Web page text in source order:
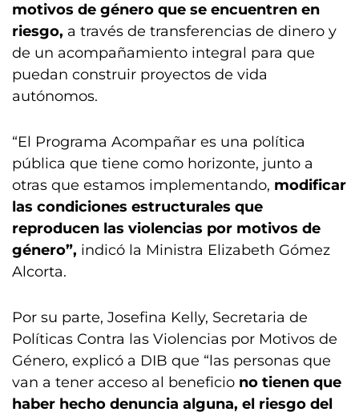
motivos de género que se encuentren en
riesgo, a través de transferencias de dinero y
de un acompañamiento integral para que
puedan construir proyectos de vida
autónomos.
“El Programa Acompañar es una política
pública que tiene como horizonte, junto a
otras que estamos implementando, modificar
las condiciones estructurales que
reproducen las violencias por motivos de
género”, indicó la Ministra Elizabeth Gómez
Alcorta.
Por su parte, Josefina Kelly, Secretaria de
Políticas Contra las Violencias por Motivos de
Género, explicó a DIB que “las personas que
van a tener acceso al beneficio no tienen que
haber hecho denuncia alguna, el riesgo del